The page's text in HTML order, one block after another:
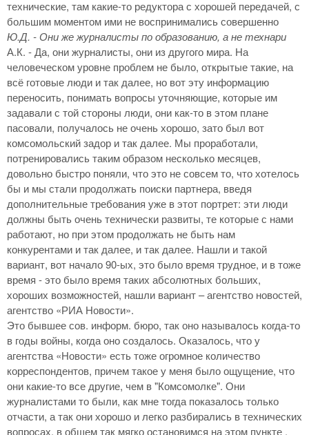
технические, там какие-то редуктора с хорошей передачей, с
большим моментом ими не воспринимались совершенно
Ю.Д. - Они же журналисты по образованию, а не технари
А.К. - Да, они журналисты, они из другого мира. На
человеческом уровне проблем не было, открытые такие, на
всё готовые люди и так далее, но вот эту информацию
переносить, понимать вопросы уточняющие, которые им
задавали с той стороны люди, они как-то в этом плане
пасовали, получалось не очень хорошо, зато был вот
комсомольский задор и так далее. Мы проработали,
потренировались таким образом несколько месяцев,
довольно быстро поняли, что это не совсем то, что хотелось
бы и мы стали продолжать поиски партнера, введя
дополнительные требования уже в этот портрет: эти люди
должны быть очень технически развиты, те которые с нами
работают, но при этом продолжать не быть нам
конкурентами и так далее, и так далее. Нашли и такой
вариант, вот начало 90-ых, это было время трудное, и в тоже
время - это было время таких абсолютных больших,
хороших возможностей, нашли вариант – агентство новостей,
агентство «РИА Новости».
Это бывшее сов. информ. бюро, так оно называлось когда-то
в годы войны, когда оно создалось. Оказалось, что у
агентства «Новости» есть тоже огромное количество
корреспондентов, причем такое у меня было ощущение, что
они какие-то все другие, чем в "Комсомолке". Они
журналистами то были, как мне тогда показалось только
отчасти, а так они хорошо и легко разбирались в технических
вопросах, в общем так мягко остановимся на этом пункте .